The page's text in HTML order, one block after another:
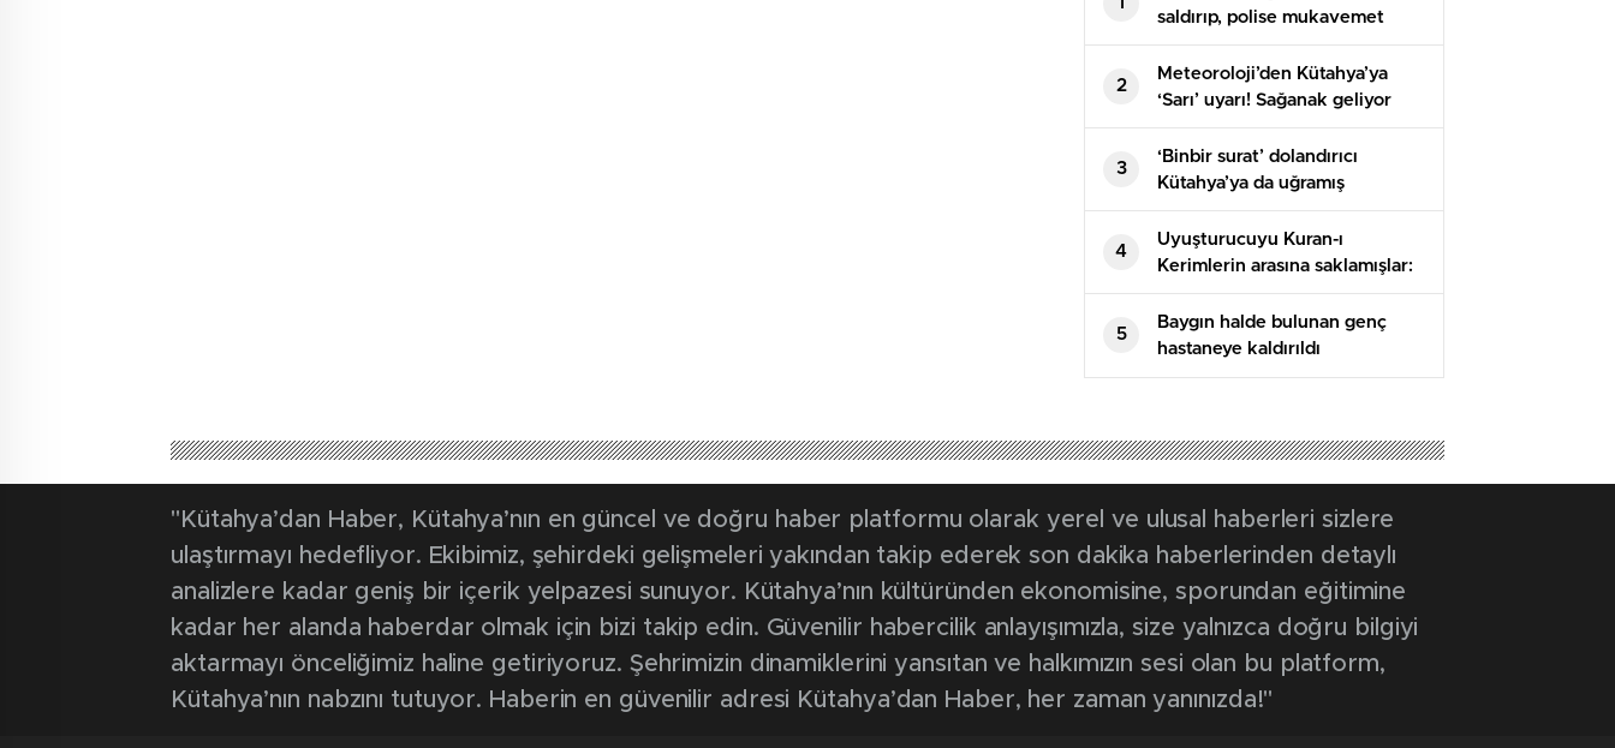
saldırıp, polise mukavemet
eden 6 şüpheli gözaltına alındı
2
Meteoroloji’den Kütahya’ya
‘Sarı’ uyarı! Sağanak geliyor
3
‘Binbir surat’ dolandırıcı
Kütahya’ya da uğramış
4
Uyuşturucuyu Kuran-ı
Kerimlerin arasına saklamışlar:
5 tutuklama
5
Baygın halde bulunan genç
hastaneye kaldırıldı
"Kütahya’dan Haber, Kütahya’nın en güncel ve doğru haber platformu olarak yerel ve ulusal haberleri sizlere
ulaştırmayı hedefliyor. Ekibimiz, şehirdeki gelişmeleri yakından takip ederek son dakika haberlerinden detaylı
analizlere kadar geniş bir içerik yelpazesi sunuyor. Kütahya’nın kültüründen ekonomisine, sporundan eğitimine
kadar her alanda haberdar olmak için bizi takip edin. Güvenilir habercilik anlayışımızla, size yalnızca doğru bilgiyi
aktarmayı önceliğimiz haline getiriyoruz. Şehrimizin dinamiklerini yansıtan ve halkımızın sesi olan bu platform,
Kütahya’nın nabzını tutuyor. Haberin en güvenilir adresi Kütahya’dan Haber, her zaman yanınızda!"